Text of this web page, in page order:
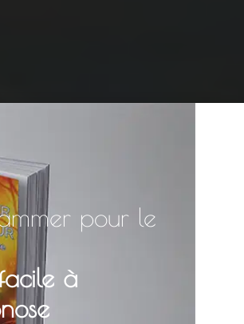
pour le
à